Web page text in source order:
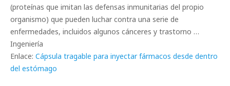
(proteínas que imitan las defensas inmunitarias del propio
organismo) que pueden luchar contra una serie de
enfermedades, incluidos algunos cánceres y trastorno …
Ingeniería
Enlace: Cápsula tragable para inyectar fármacos desde dentro
del estómago